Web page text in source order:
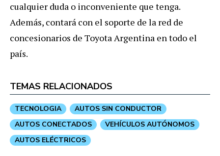
cualquier duda o inconveniente que tenga.
Además, contará con el soporte de la red de
concesionarios de Toyota Argentina en todo el
país.
TEMAS RELACIONADOS
TECNOLOGIA
AUTOS SIN CONDUCTOR
AUTOS CONECTADOS
VEHÍCULOS AUTÓNOMOS
AUTOS ELÉCTRICOS